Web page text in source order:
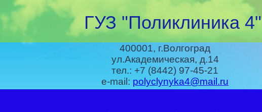
ГУЗ "Поликлиника 4"
400001, г.Волгоград
ул.Академическая, д.14
тел.: +7 (8442) 97-45-21
e-mail: polyclynyka4@mail.ru